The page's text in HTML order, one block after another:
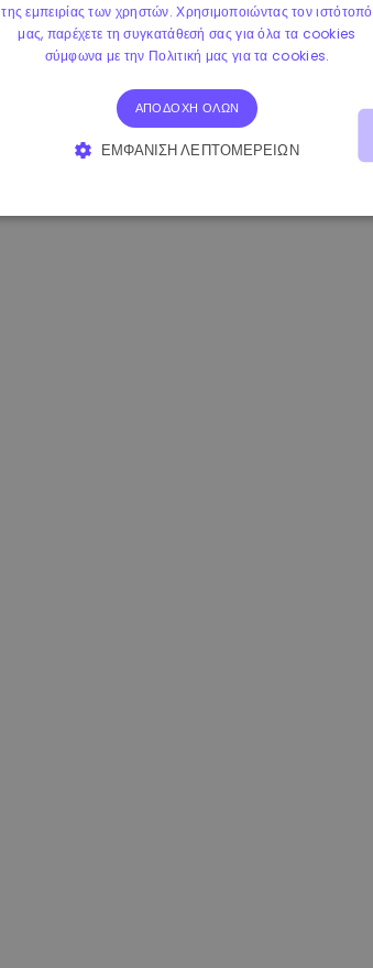
0.867648 € 0.00% 3.4B €
της εμπειρίας των χρηστών. Χρησιμοποιώντας τον ιστότοπό
μας, παρέχετε τη συγκατάθεσή σας για όλα τα cookies
σύμφωνα με την Πολιτική μας για τα cookies.
ΑΠΟΔΟΧΉ ΌΛΩΝ
ΕΜΦΆΝΙΣΗ ΛΕΠΤΟΜΕΡΕΙΏΝ